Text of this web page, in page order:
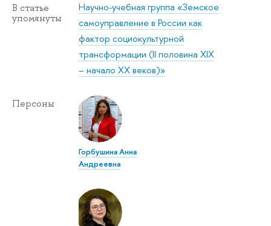
В статье
упомянуты
Научно-учебная группа «Земское
самоуправление в России как
фактор социокультурной
трансформации (II половина XIX
– начало XX веков)»
Персоны
Горбушина Анна
Андреевна